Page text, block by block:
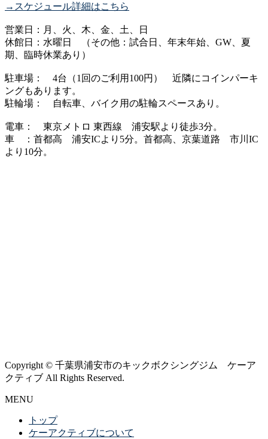
→スケジュール詳細はこちら
営業日：月、火、木、金、土、日
休館日：水曜日 （その他：試合日、年末年始、GW、夏
期、臨時休業あり）
駐車場： 4台（1回のご利用100円） 近隣にコインパーキ
ングもあります。
駐輪場： 自転車、バイク用の駐輪スペースあり。
電車： 東京メトロ 東西線 浦安駅より徒歩3分。
車 ：首都高 浦安ICより5分。首都高、京葉道路 市川IC
より10分。
Copyright © 千葉県浦安市のキックボクシングジム ケーア
クティブ All Rights Reserved.
MENU
トップ
ケーアクティブについて